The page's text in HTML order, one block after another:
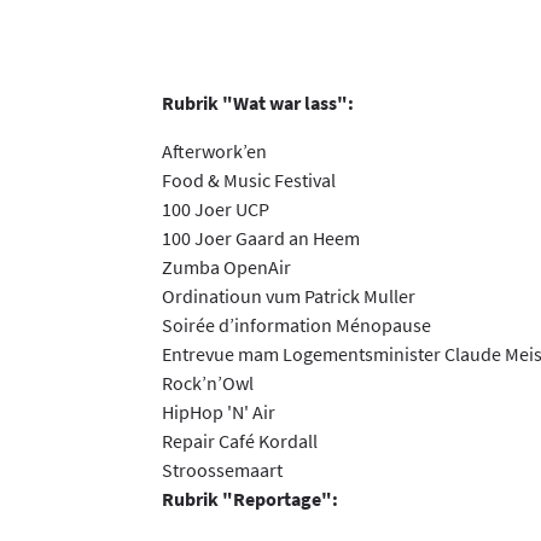
Rubrik "Wat war lass":
Afterwork’en
Food & Music Festival
100 Joer UCP
100 Joer Gaard an Heem
Zumba OpenAir
Ordinatioun vum Patrick Muller
Soirée d’information Ménopause
Entrevue mam Logementsminister Claude
Rock’n’Owl
HipHop 'N' Air
Repair Café Kordall
Stroossemaart
Rubrik "Reportage":